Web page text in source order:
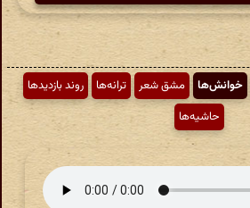
خوانش‌ها مشق شعر ترانه‌ها
روند بازدیدها
حاشیه‌ها